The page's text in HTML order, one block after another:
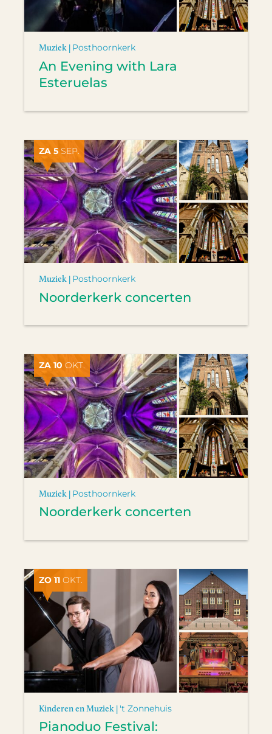
Muziek | Posthoornkerk
An Evening with Lara
Esteruelas
ZA 5 SEP.
Muziek | Posthoornkerk
Noorderkerk concerten
ZA 10 OKT.
Muziek | Posthoornkerk
Noorderkerk concerten
ZO 11 OKT.
Kinderen en Muziek | 't Zonnehuis
Pianoduo Festival: